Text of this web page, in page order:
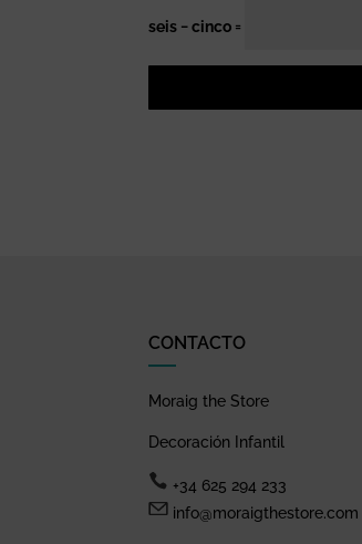
seis − cinco =
CONTACTO
Moraig the Store
Decoración Infantil
+34 625 294 233
info@moraigthestore.com